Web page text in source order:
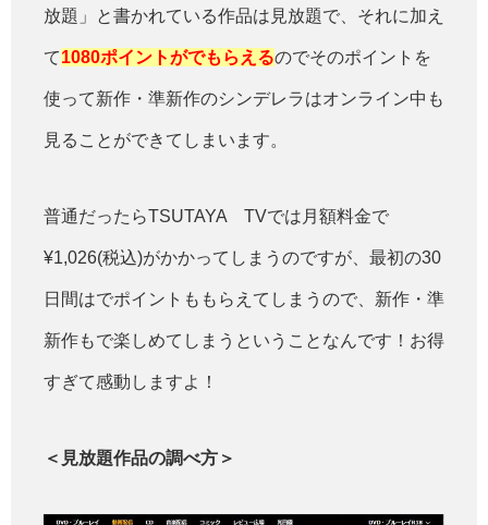
放題」と書かれている作品は見放題で、それに加え
て1080ポイントがでもらえるのでそのポイントを
使って新作・準新作のシンデレラはオンライン中も
見ることができてしまいます。
普通だったらTSUTAYA TVでは月額料金で
¥1,026(税込)がかかってしまうのですが、最初の30
日間はでポイントももらえてしまうので、新作・準
新作もで楽しめてしまうということなんです！お得
すぎて感動しますよ！
＜見放題作品の調べ方＞